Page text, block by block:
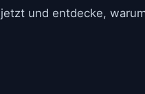
und entdecke,